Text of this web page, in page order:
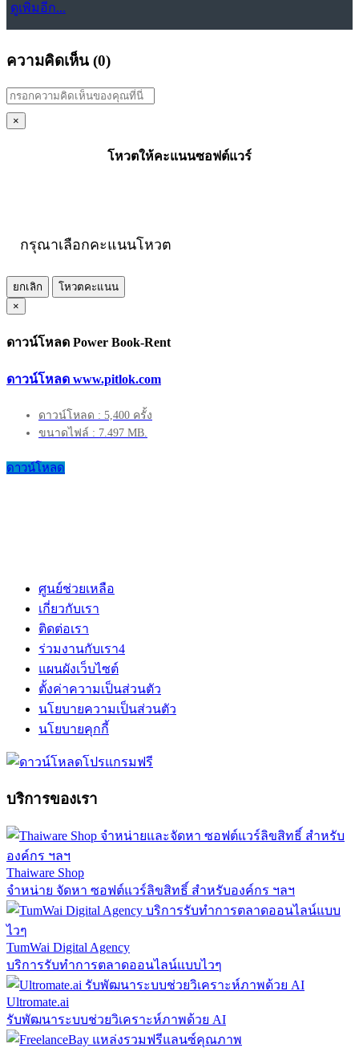
ดูเพิ่มอีก...
ความคิดเห็น (0)
×
โหวตให้คะแนนซอฟต์แวร์
กรุณาเลือกคะแนนโหวต
ยกเลิก
โหวตคะแนน
×
ดาวน์โหลด Power Book-Rent
ดาวน์โหลด www.pitlok.com
ดาวน์โหลด : 5,400 ครั้ง
ขนาดไฟล์ : 7.497 MB.
ดาวน์โหลด
ศูนย์ช่วยเหลือ
เกี่ยวกับเรา
ติดต่อเรา
ร่วมงานกับเรา4
แผนผังเว็บไซต์
ตั้งค่าความเป็นส่วนตัว
นโยบายความเป็นส่วนตัว
นโยบายคุกกี้
บริการของเรา
Thaiware Shop
จำหน่าย จัดหา ซอฟต์แวร์ลิขสิทธิ์ สำหรับองค์กร ฯลฯ
TumWai Digital Agency
บริการรับทำการตลาดออนไลน์แบบไวๆ
Ultromate.ai
รับพัฒนาระบบช่วยวิเคราะห์ภาพด้วย AI